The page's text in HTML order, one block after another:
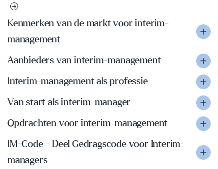
Kenmerken van de markt voor interim-
management
Aanbieders van interim-management
Interim-management als professie
Van start als interim-manager
Opdrachten voor interim-management
IM-Code - Deel Gedragscode voor Interim-
managers